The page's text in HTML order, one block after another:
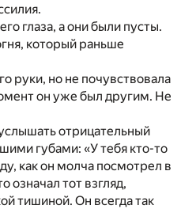
глаза, а они были пусты.
который раньше
руки, но не почувствовала
он уже был другим. Не
отрицательный
губами: «У тебя кто-то
как он молча посмотрел в
означал тот взгляд,
тишиной. Он всегда так